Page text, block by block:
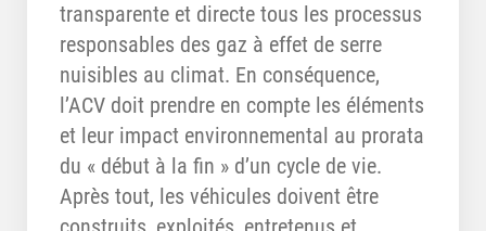
transparente et directe tous les processus
responsables des gaz à effet de serre
nuisibles au climat. En conséquence,
l’ACV doit prendre en compte les éléments
et leur impact environnemental au prorata
du « début à la fin » d’un cycle de vie.
Après tout, les véhicules doivent être